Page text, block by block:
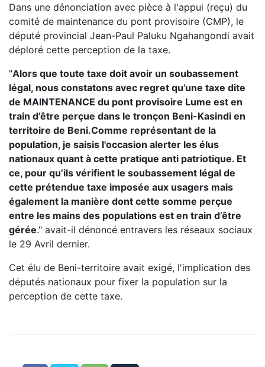
Dans une dénonciation avec pièce à l'appui (reçu) du
comité de maintenance du pont provisoire (CMP), le
député provincial Jean-Paul Paluku Ngahangondi avait
déploré cette perception de la taxe.
"Alors que toute taxe doit avoir un soubassement
légal, nous constatons avec regret qu’une taxe dite
de MAINTENANCE du pont provisoire Lume est en
train d’être perçue dans le tronçon Beni-Kasindi en
territoire de Beni.Comme représentant de la
population, je saisis l'occasion alerter les élus
nationaux quant à cette pratique anti patriotique. Et
ce, pour qu’ils vérifient le soubassement légal de
cette prétendue taxe imposée aux usagers mais
également la manière dont cette somme perçue
entre les mains des populations est en train d’être
gérée." avait-il dénoncé entravers les réseaux sociaux
le 29 Avril dernier.
Cet élu de Beni-territoire avait exigé, l'implication des
députés nationaux pour fixer la population sur la
perception de cette taxe.